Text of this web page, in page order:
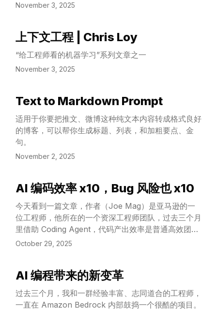
November 3, 2025
上下文工程 | Chris Loy
“给工程师看的机器学习”系列文章之一
November 3, 2025
View Article
Text to Markdown Prompt
适用于你要把推文、微博这种纯文本内容转成格式良好
的博客，可以帮你生成标题、列表，和加粗要点、金
句。
November 2, 2025
View Article
AI 编码效率 x10，Bug 风险也 x10
今天看到一篇文章，作者（Joe Mag）是亚马逊的一
位工程师，他所在的一个资深工程师团队，过去三个月
里借助 Coding Agent，代码产出效率是普通高效团队
的 10 倍。
October 29, 2025
View Article
AI 编程带来的新变革
过去三个月，我和一群经验丰富、志同道合的工程师，
一直在 Amazon Bedrock 内部鼓捣一个很酷的项目。
View Article